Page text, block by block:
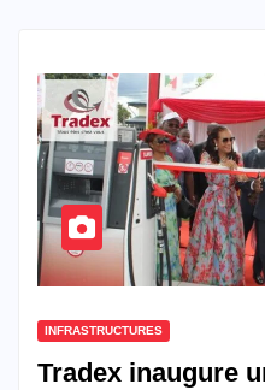
INFRASTRUCTURES
Tradex inaugure